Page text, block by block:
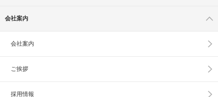
会社案内
会社案内
ご挨拶
採用情報